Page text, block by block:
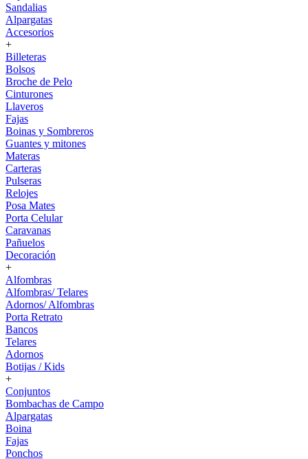
Sandalias
Alpargatas
Accesorios
+
Billeteras
Bolsos
Broche de Pelo
Cinturones
Llaveros
Fajas
Boinas y Sombreros
Guantes y mitones
Materas
Carteras
Pulseras
Relojes
Posa Mates
Porta Celular
Caravanas
Pañuelos
Decoración
+
Alfombras
Alfombras/ Telares
Adornos/ Alfombras
Porta Retrato
Bancos
Telares
Adornos
Botijas / Kids
+
Conjuntos
Bombachas de Campo
Alpargatas
Boina
Fajas
Ponchos